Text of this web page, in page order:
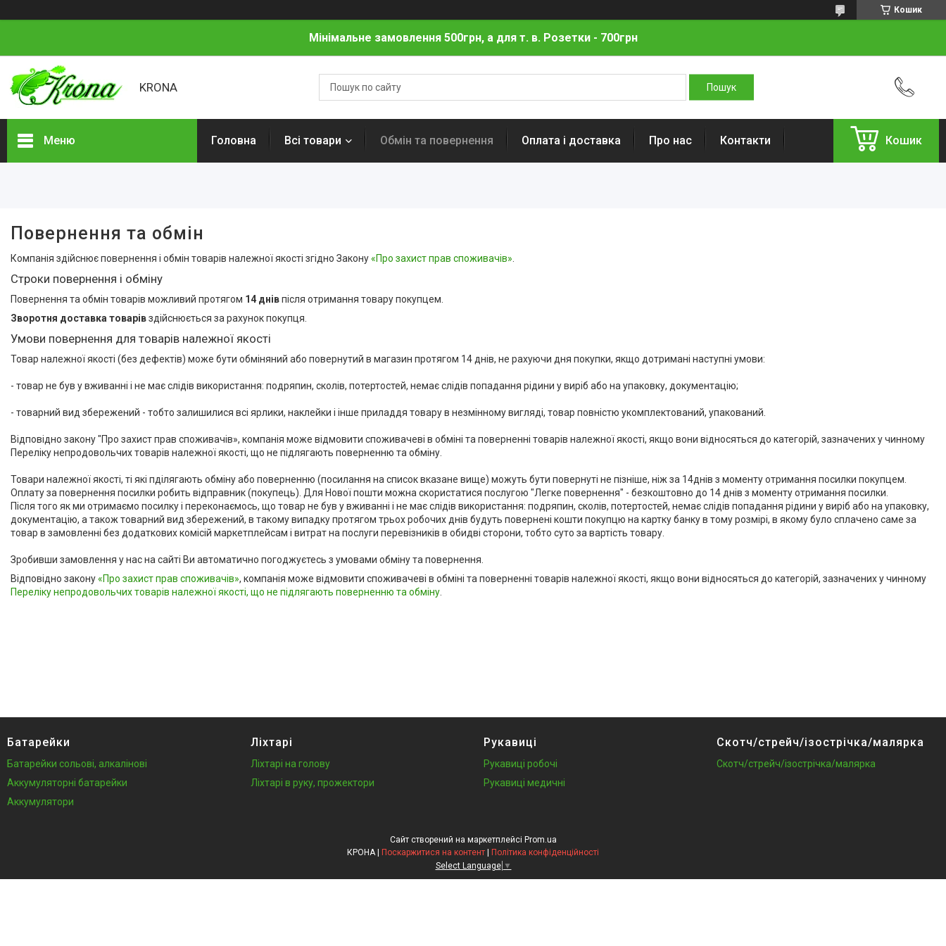
Кошик
Мінімальне замовлення 500грн, а для т. в. Розетки - 700грн
KRONA
Меню
Відгуки
Головна Всі товари Обмін та повернення Оплата і доставка Про нас Контакти Кошик
Повернення та обмін
Компанія здійснює повернення і обмін товарів належної якості згідно Закону«Про захист прав споживачів»
Строки повернення і обміну
Повернення та обмін товарів можливий протягом 14 днівпісля отримання товару покупцем.
Зворотня доставка товарівздійснюється за рахунок покупця.
Умови повернення для товарів належної якості
Товар належної якості (без дефектів) може бути обміняний або повернутий в магазин протягом 14 днів, не рахуючи дня покупки, якщо дотримані наступні умови:
- товар не був у вживанні і не має слідів використання: подряпин, сколів, потертостей, немає слідів попадання рідини у виріб або на упаковку, документацію;
- товарний вид збережений - тобто залишилися всі ярлики, наклейки і інше приладдя товару в незмінному вигляді, товар повністю укомплектований, упакований.
Відповідно закону "Про захист прав споживачів», компанія може відмовити споживачеві в обміні та поверненні товарів належної якості, якщо вони відносяться до категорій, зазначених у чинному
Переліку непродовольчих товарів належної якості, що не підлягають поверненню та обміну.
Товари належної якості, ті які пділягають обміну або поверненню (посилання на список вказане вище) можуть бути повернуті не пізніше, ніж за 14днів з моменту отримання посилки покупцем.
Оплату за повернення посилки робить відправник (покупець). Для Нової пошти можна скористатися послугою "Легке повернення" - безкоштовно до 14 днів з моменту отримання посилки.
Після того як ми отримаємо посилку і переконаємось, що товар не був у вживанні і не має слідів використання: подряпин, сколів, потертостей, немає слідів попадання рідини у виріб або на упаковку,
документацію, а також товарний вид збережений, в такому випадку протягом трьох робочих днів будуть повернені кошти покупцю на картку банку в тому розмірі, в якому було сплачено саме за
товар в замовленні без додаткових комісій маркетплейсам і витрат на послуги перевізників в обидві сторони, тобто суто за вартість товару.
Зробивши замовлення у нас на сайті Ви автоматично погоджуєтесь з умовами обміну та повернення.
Відповідно закону«Про захист прав споживачів», компанія може відмовити споживачеві в обміні та поверненні товарів належної якості, якщо вони відносяться до категорій, зазначених у чинному
Переліку непродовольчих товарів належної якості, що не підлягають поверненню та обміну
Батарейки
Батарейки сольові, алкалінові
Аккумуляторні батарейки
Аккумулятори
Ліхтарі
Ліхтарі на голову
Ліхтарі в руку, прожектори
Рукавиці
Рукавиці робочі
Рукавиці медичні
Скотч/стрейч/ізострічка/малярка
Скотч/стрейч/ізострічка/малярка
Сайт створений на маркетплейсі Prom.ua
Поскаржитися на контент
Політика конфіденційності
Select Language ▼